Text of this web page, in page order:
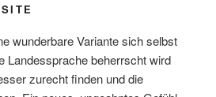
wunderbare Variante sich selbst
Landessprache beherrscht wird
zurecht finden und die